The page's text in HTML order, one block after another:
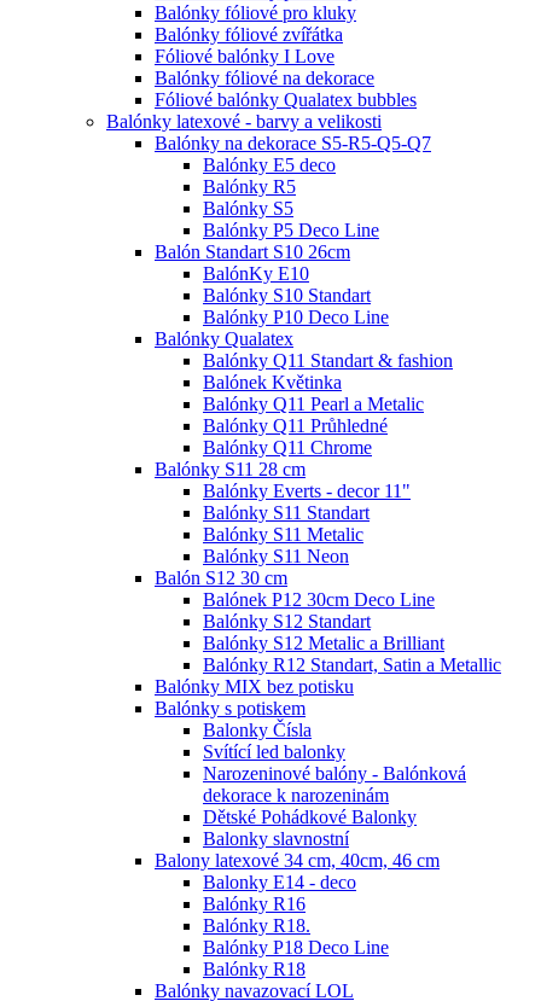
Balónky fóliové pro kluky
Balónky fóliové zvířátka
Fóliové balónky I Love
Balónky fóliové na dekorace
Fóliové balónky Qualatex bubbles
Balónky latexové - barvy a velikosti
Balónky na dekorace S5-R5-Q5-Q7
Balónky E5 deco
Balónky R5
Balónky S5
Balónky P5 Deco Line
Balón Standart S10 26cm
BalónKy E10
Balónky S10 Standart
Balónky P10 Deco Line
Balónky Qualatex
Balónky Q11 Standart & fashion
Balónek Květinka
Balónky Q11 Pearl a Metalic
Balónky Q11 Průhledné
Balónky Q11 Chrome
Balónky S11 28 cm
Balónky Everts - decor 11"
Balónky S11 Standart
Balónky S11 Metalic
Balónky S11 Neon
Balón S12 30 cm
Balónek P12 30cm Deco Line
Balónky S12 Standart
Balónky S12 Metalic a Brilliant
Balónky R12 Standart, Satin a Metallic
Balónky MIX bez potisku
Balónky s potiskem
Balonky Čísla
Svítící led balonky
Narozeninové balóny - Balónková
dekorace k narozeninám
Dětské Pohádkové Balonky
Balonky slavnostní
Balony latexové 34 cm, 40cm, 46 cm
Balonky E14 - deco
Balónky R16
Balónky R18.
Balónky P18 Deco Line
Balónky R18
Balónky navazovací LOL